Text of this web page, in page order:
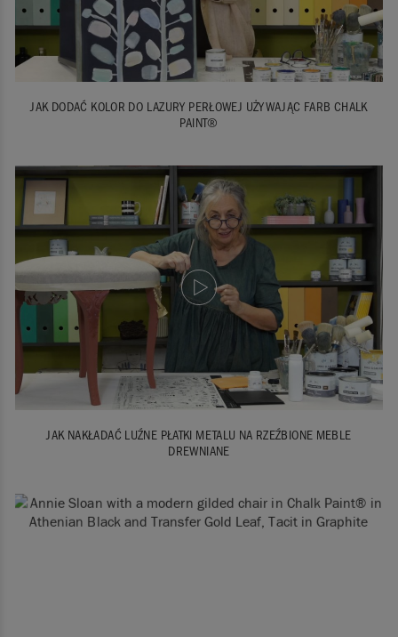
JAK DODAĆ KOLOR DO LAZURY PERŁOWEJ UŻYWAJĄC FARB CHALK
PAINT®
JAK NAKŁADAĆ LUŹNE PŁATKI METALU NA RZEŹBIONE MEBLE
DREWNIANE